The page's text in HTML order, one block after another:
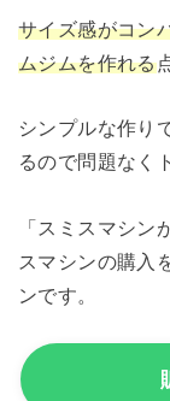
サイズ感がコン
ムジムを作れる
シンプルな作り
るので問題なく
「スミスマシン
スマシンの購入
ンです。